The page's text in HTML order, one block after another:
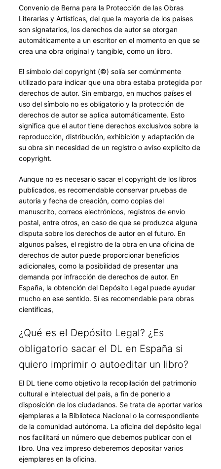
Convenio de Berna para la Protección de las Obras
Literarias y Artísticas, del que la mayoría de los países
son signatarios, los derechos de autor se otorgan
automáticamente a un escritor en el momento en que se
crea una obra original y tangible, como un libro.
El símbolo del copyright (©) solía ser comúnmente
utilizado para indicar que una obra estaba protegida por
derechos de autor. Sin embargo, en muchos países el
uso del símbolo no es obligatorio y la protección de
derechos de autor se aplica automáticamente. Esto
significa que el autor tiene derechos exclusivos sobre la
reproducción, distribución, exhibición y adaptación de
su obra sin necesidad de un registro o aviso explícito de
copyright.
Aunque no es necesario sacar el copyright de los libros
publicados, es recomendable conservar pruebas de
autoría y fecha de creación, como copias del
manuscrito, correos electrónicos, registros de envío
postal, entre otros, en caso de que se produzca alguna
disputa sobre los derechos de autor en el futuro. En
algunos países, el registro de la obra en una oficina de
derechos de autor puede proporcionar beneficios
adicionales, como la posibilidad de presentar una
demanda por infracción de derechos de autor. En
España, la obtención del Depósito Legal puede ayudar
mucho en ese sentido. Sí es recomendable para obras
científicas,
¿Qué es el Depósito Legal? ¿Es
obligatorio sacar el DL en España si
quiero imprimir o autoeditar un libro?
El DL tiene como objetivo la recopilación del patrimonio
cultural e intelectual del país, a fin de ponerlo a
disposición de los ciudadanos. Se trata de aportar varios
ejemplares a la Biblioteca Nacional o la correspondiente
de la comunidad autónoma. La oficina del depósito legal
nos facilitará un número que debemos publicar con el
libro. Una vez impreso deberemos depositar varios
ejemplares en la oficina.